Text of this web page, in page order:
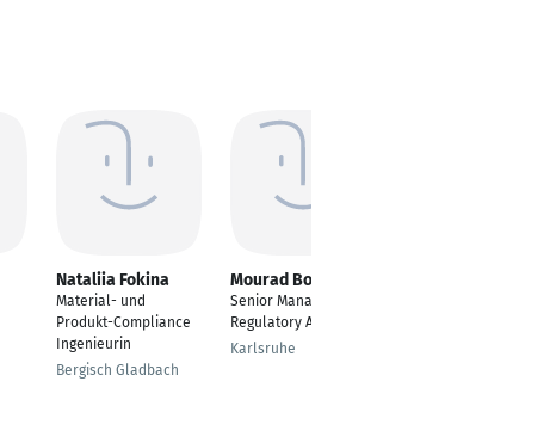
Nataliia Fokina
Material- und
Produkt-Compliance
Ingenieurin
Bergisch Gladbach
Mourad Boukhris
Senior Manager,
Regulatory Affairs
Karlsruhe